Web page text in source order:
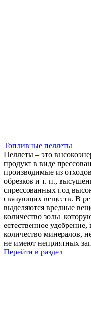
Топливные пеллеты
Пеллеты – это
продукт в виде
производимые из
обрезков и т. п.,
спрессованных под
связующих веществ. В
выделяются вредные
количество золы,
естественное
количество минералов,
не имеют неприятных
Перейти в раздел